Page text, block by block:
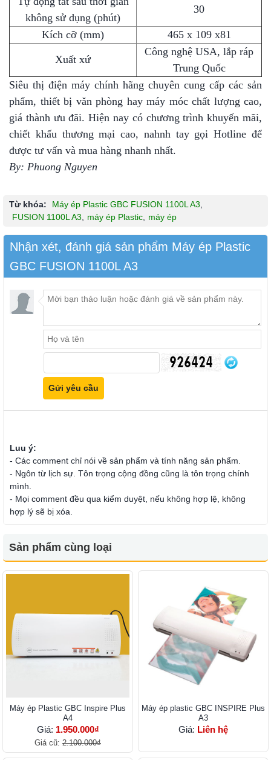
không sử dụng (phút)
30
Kích cỡ (mm) 465 x 109 x81
Xuất xứ
Công nghệ USA, lắp ráp
Trung Quốc
Siêu thị điện máy chính hãng chuyên cung cấp các sản
phẩm, thiết bị văn phòng hay máy móc chất lượng cao,
giá thành ưu đãi. Hiện nay có chương trình khuyến mãi,
chiết khấu thương mại cao, nahnh tay gọi Hotline để
được tư vấn và mua hàng nhanh nhất.
By: Phuong Nguyen
Từ khóa: Máy ép Plastic GBC FUSION 1100L A3
FUSION 1100L A3
máy ép Plastic máy ép
Nhận xét, đánh giá sản phẩm Máy ép Plastic
GBC FUSION 1100L A3
Luu ý:
- Các comment chỉ nói về sản phẩm và tính năng sản phẩm.
- Ngôn từ lịch sự. Tôn trọng cộng đồng cũng là tôn trọng chính
mình.
- Mọi comment đều qua kiểm duyệt, nếu không hợp lệ, không
hợp lý sẽ bị xóa.
Sản phẩm cùng loại
Máy ép Plastic GBC Inspire Plus
A4
Giá: 1.950.000₫
Giá cũ: 2.100.000₫
Máy ép plastic GBC INSPIRE Plus
A3
Giá: Liên hệ